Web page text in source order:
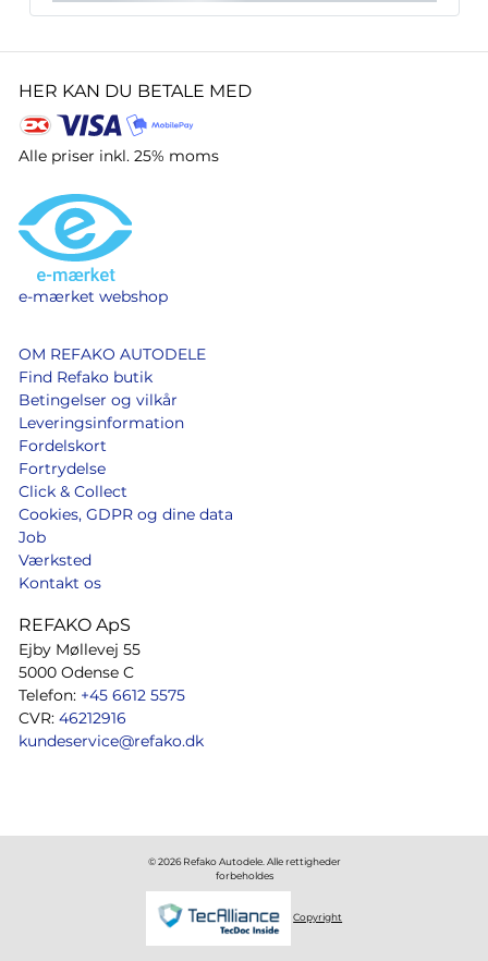
HER KAN DU BETALE MED
Alle priser inkl. 25% moms
e-mærket webshop
OM REFAKO AUTODELE
Find Refako butik
Betingelser og vilkår
Leveringsinformation
Fordelskort
Fortrydelse
Click & Collect
Cookies, GDPR og dine data
Job
Værksted
Kontakt os
REFAKO ApS
Ejby Møllevej 55
5000 Odense C
Telefon: +45 6612 5575
CVR: 46212916
kundeservice@refako.dk
© 2026 Refako Autodele. Alle rettigheder
forbeholdes
Copyright